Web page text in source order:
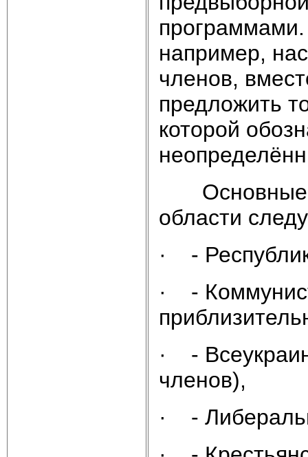
например,
членов,
предложить
которой
Основные
области
· -
· -
· -
членов),
· -